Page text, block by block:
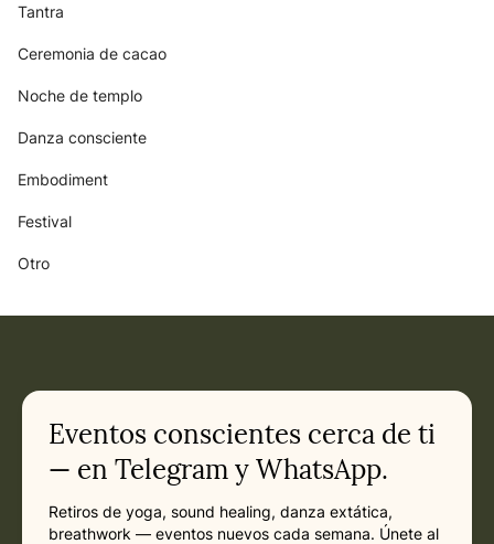
Tantra
Ceremonia de cacao
Noche de templo
Danza consciente
Embodiment
Festival
Otro
Eventos conscientes cerca de ti
— en Telegram y WhatsApp.
Retiros de yoga, sound healing, danza extática,
breathwork — eventos nuevos cada semana. Únete al